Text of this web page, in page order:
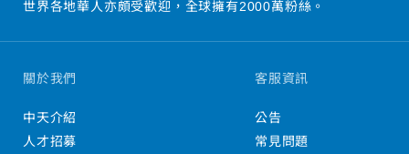
世界各地華人亦頗受歡迎，全球擁有2000萬粉絲。
關於我們
中天介紹
人才招募
客服資訊
公告
常見問題